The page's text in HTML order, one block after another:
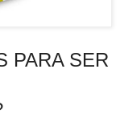
PARA SER